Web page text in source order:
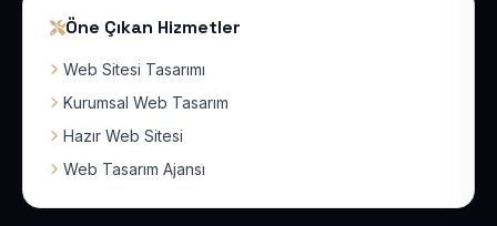
Öne Çıkan Hizmetler
Web Sitesi Tasarımı
Kurumsal Web Tasarım
Hazır Web Sitesi
Web Tasarım Ajansı